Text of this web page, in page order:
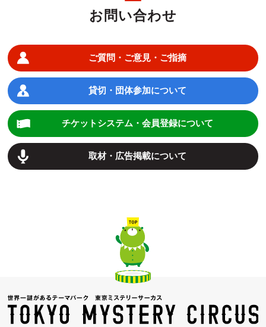
お問い合わせ
ご質問・ご意見・ご指摘
貸切・団体参加について
チケットシステム・会員登録について
取材・広告掲載について